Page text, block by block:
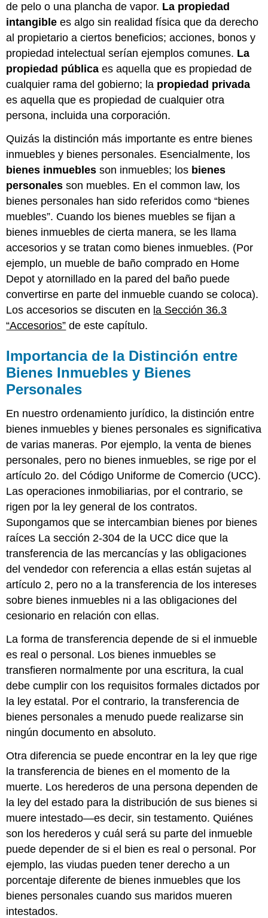
de pelo o una plancha de vapor. La propiedad
intangible es algo sin realidad física que da derecho
al propietario a ciertos beneficios; acciones, bonos y
propiedad intelectual serían ejemplos comunes. La
propiedad pública es aquella que es propiedad de
cualquier rama del gobierno; la propiedad privada
es aquella que es propiedad de cualquier otra
persona, incluida una corporación.
Quizás la distinción más importante es entre bienes
inmuebles y bienes personales. Esencialmente, los
bienes inmuebles son inmuebles; los bienes
personales son muebles. En el common law, los
bienes personales han sido referidos como “bienes
muebles”. Cuando los bienes muebles se fijan a
bienes inmuebles de cierta manera, se les llama
accesorios y se tratan como bienes inmuebles. (Por
ejemplo, un mueble de baño comprado en Home
Depot y atornillado en la pared del baño puede
convertirse en parte del inmueble cuando se coloca).
Los accesorios se discuten en la Sección 36.3
“Accesorios” de este capítulo.
Importancia de la Distinción entre
Bienes Inmuebles y Bienes
Personales
En nuestro ordenamiento jurídico, la distinción entre
bienes inmuebles y bienes personales es significativa
de varias maneras. Por ejemplo, la venta de bienes
personales, pero no bienes inmuebles, se rige por el
artículo 2o. del Código Uniforme de Comercio (UCC).
Las operaciones inmobiliarias, por el contrario, se
rigen por la ley general de los contratos.
Supongamos que se intercambian bienes por bienes
raíces La sección 2-304 de la UCC dice que la
transferencia de las mercancías y las obligaciones
del vendedor con referencia a ellas están sujetas al
artículo 2, pero no a la transferencia de los intereses
sobre bienes inmuebles ni a las obligaciones del
cesionario en relación con ellas.
La forma de transferencia depende de si el inmueble
es real o personal. Los bienes inmuebles se
transfieren normalmente por una escritura, la cual
debe cumplir con los requisitos formales dictados por
la ley estatal. Por el contrario, la transferencia de
bienes personales a menudo puede realizarse sin
ningún documento en absoluto.
Otra diferencia se puede encontrar en la ley que rige
la transferencia de bienes en el momento de la
muerte. Los herederos de una persona dependen de
la ley del estado para la distribución de sus bienes si
muere intestado—es decir, sin testamento. Quiénes
son los herederos y cuál será su parte del inmueble
puede depender de si el bien es real o personal. Por
ejemplo, las viudas pueden tener derecho a un
porcentaje diferente de bienes inmuebles que los
bienes personales cuando sus maridos mueren
intestados.